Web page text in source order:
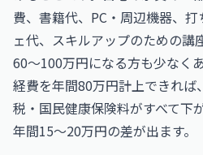
費、書籍代、PC・周辺機器、
ェ代、スキルアップのための
60〜100万円になる方も少なく
経費を年間80万円計上できれ
税・国民健康保険料がすべて下
年間15〜20万円の差が出ます。